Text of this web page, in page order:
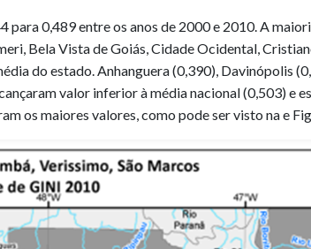
0,489 entre os anos de 2000 e 2010. A
Bela Vista de Goiás, Cidade Ocidental,
do estado. Anhanguera (0,390), Davinópolis
valor inferior à média nacional (0,503) e
os maiores valores, como pode ser visto na e